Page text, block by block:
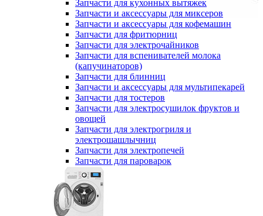
Запчасти для кухонных вытяжек
Запчасти и аксессуары для миксеров
Запчасти и аксессуары для кофемашин
Запчасти для фритюрниц
Запчасти для электрочайников
Запчасти для вспенивателей молока
(капучинаторов)
Запчасти для блинниц
Запчасти и аксессуары для мультипекарей
Запчасти для тостеров
Запчасти для электросушилок фруктов и
овощей
Запчасти для электрогриля и
электрошашлычниц
Запчасти для электропечей
Запчасти для пароварок